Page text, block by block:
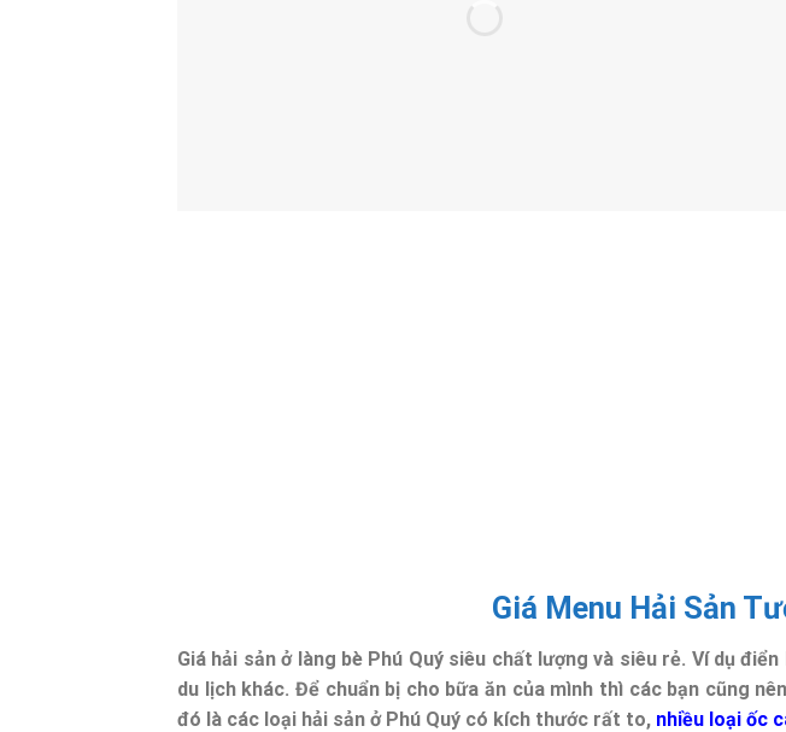
Giá Menu Hải Sản
Giá hải sản ở làng bè Phú Quý siêu chất lượng và siêu rẻ. Ví dụ
du lịch khác. Để chuẩn bị cho bữa ăn của mình thì các bạn cũng
đó là các loại hải sản ở Phú Quý có kích thước rất to, nhiều loại ốc